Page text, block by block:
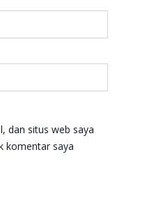
dan situs web saya
komentar saya